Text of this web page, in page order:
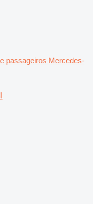
passageiros Mercedes-